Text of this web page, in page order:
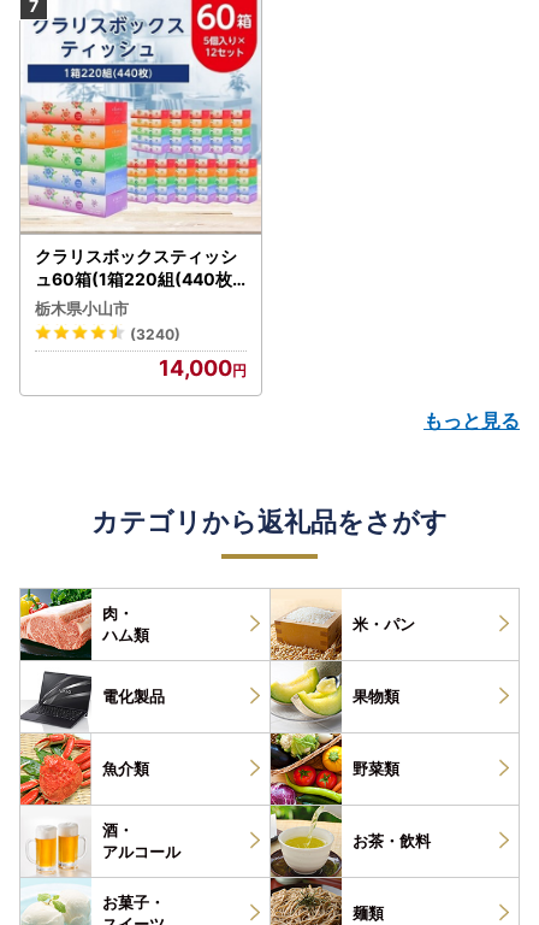
クラリスボックスティッシ
ュ60箱(1箱220組(440枚))
(5個入り×12セット)【配送
不可地域：離島・沖縄県】
【1256759】
栃木県小山市
(3240)
14,000
もっと見る
カテゴリから返礼品をさがす
肉・
ハム類
米・パン
電化製品 果物類
魚介類 野菜類
酒・
アルコール
お茶・ 飲料
お菓子・
麺類